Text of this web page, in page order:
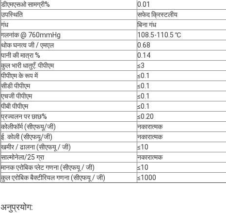
डीएमएसओ सामग्री%
0.01
उपस्थिति
सफेद क्रिस्टलीय
गंध
बिना गंध
गलनांक @ 760mmHg
108.5-110.5 ℃
थोक घनत्व जी / एमएल
0.68
पानी की मात्रा %
0.14
कुल भारी धातुएँ: पीपीएम
≤3
पीपीएम के रूप में
≤0.1
सीडी पीपीएम
≤0.1
एचजी पीपीएम
≤0.1
पीबी पीपीएम
≤0.1
प्रज्वलन पर छाछ%
≤0.20
कोलीफॉर्म (सीएफयू/जी)
नकारात्मक
ई. कोली (सीएफयू/जी)
नकारात्मक
खमीर / ढालना (सीएफयू / जी)
≤10
साल्मोनेला/25 ग्रा
नकारात्मक
मानक एरोबिक प्लेट गणना (सीएफयू / जी)
≤10
कुल एरोबिक बैक्टीरियल गणना (सीएफयू / जी)
≤1000
अनुप्रयोग: